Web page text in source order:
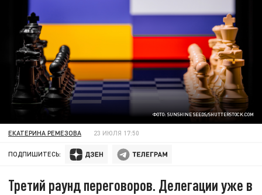
ФОТО: SUNSHINE SEEDS/SHUTTERSTOCK.COM
ЕКАТЕРИНА РЕМЕЗОВА 23 ИЮЛЯ 17:50
ПОДПИШИТЕСЬ:
Третий раунд переговоров. Делегации уже в